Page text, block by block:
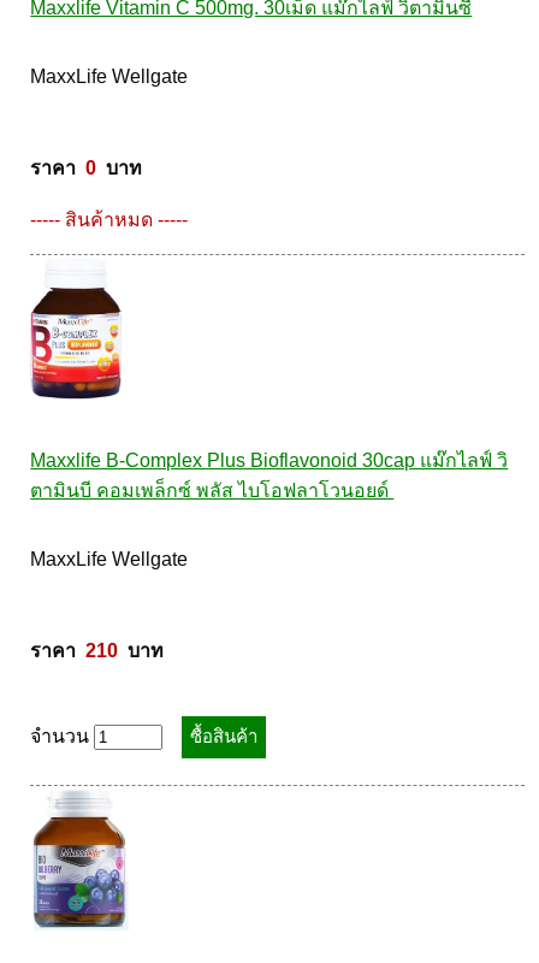
Preme nobu
Vichy
Smooth-E
Pharmapure
Provamed
Vin21
Sebamed
ผลิตภัณฑ์ รพ.ยันฮี
Maxxlife Vitamin C 500mg. 30เม็ด แม๊กไลฟ์ วิตามินซี
MaxxLife Wellgate
ราคา 0
  บาท
----- สินค้าหมด -----
Maxxlife B-Complex Plus Bioflavonoid 30cap แม๊กไลฟ์ วิ
ตามินบี คอมเพล็กซ์ พลัส ไบโอฟลาโวนอยด์
MaxxLife Wellgate
ราคา 210
  บาท
จำนวน